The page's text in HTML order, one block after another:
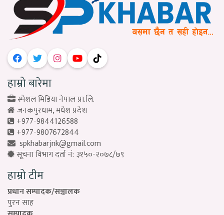
हाम्रो बारेमा
स्पेशल मिडिया नेपाल प्रा.लि.
जनकपुरधाम, मधेश प्रदेश
+977-9844126588
+977-9807672844
spkhabarjnk@gmail.com
सूचना विभाग दर्ता नं: ३१५०-२०७८/७९
हाम्रो टीम
प्रधान सम्पादक/सञ्चालक
पुरन साह